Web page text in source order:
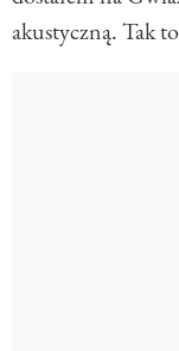
akustyczną. Tak